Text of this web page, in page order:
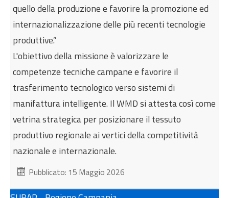
quello della produzione e favorire la promozione ed
internazionalizzazione delle più recenti tecnologie
produttive.”
L'obiettivo della missione è valorizzare le
competenze tecniche campane e favorire il
trasferimento tecnologico verso sistemi di
manifattura intelligente. Il WMD si attesta così come
vetrina strategica per posizionare il tessuto
produttivo regionale ai vertici della competitività
nazionale e internazionale.
Pubblicato: 15 Maggio 2026